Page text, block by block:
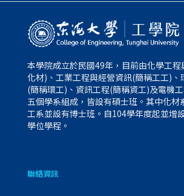
本學院成立於民國49年，目前由化學工
化材)、工業工程與經營資訊(簡稱工工)、
(簡稱環工)、資訊工程(簡稱資工)及電機
五個學系組成，皆設有碩士班。其中化材
工系並設有博士班。自104學年度起並增
學位學程。
聯絡資訊